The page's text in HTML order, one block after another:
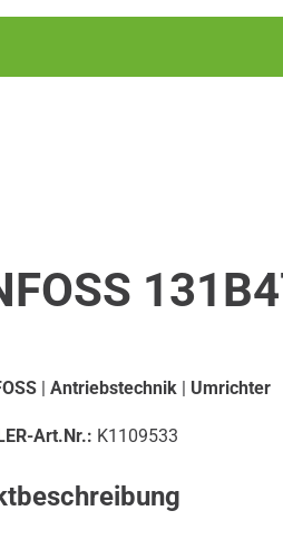
| Antriebstechnik | Umrichter
Art.Nr.: K1109533